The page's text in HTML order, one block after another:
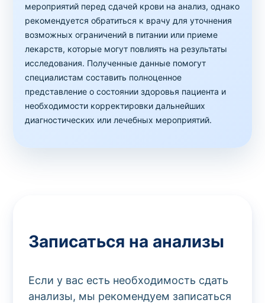
мероприятий перед сдачей крови на анализ, однако
рекомендуется обратиться к врачу для уточнения
возможных ограничений в питании или приеме
лекарств, которые могут повлиять на результаты
исследования. Полученные данные помогут
специалистам составить полноценное
представление о состоянии здоровья пациента и
необходимости корректировки дальнейших
диагностических или лечебных мероприятий.
Записаться на анализы
Если у вас есть необходимость сдать
анализы, мы рекомендуем записаться